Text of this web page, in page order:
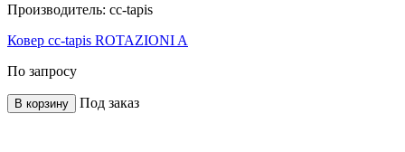
Производитель: cc-tapis
Ковер cc-tapis ROTAZIONI A
По запросу
В корзину Под заказ